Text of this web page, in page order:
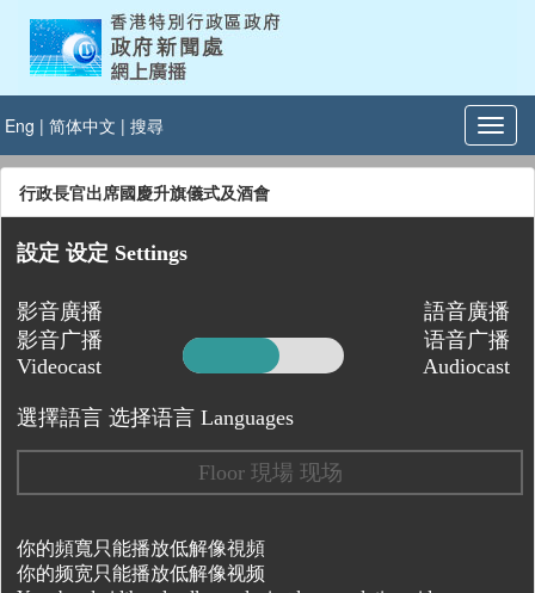
Eng | 简体中文 | 搜尋
行政長官出席國慶升旗儀式及酒會